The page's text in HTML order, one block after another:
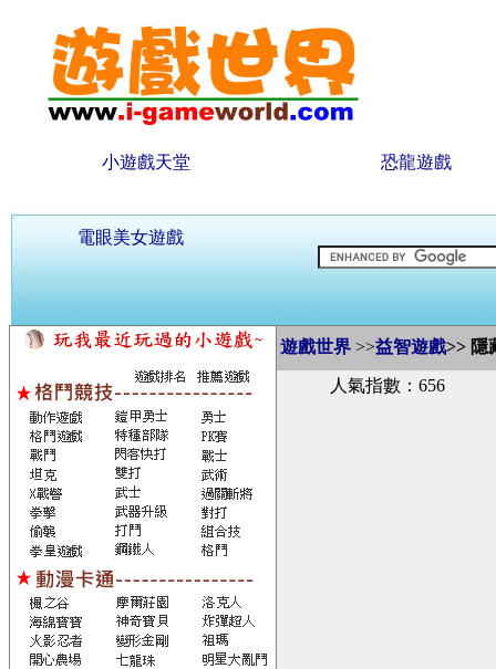
小遊戲天堂 恐龍遊戲
電眼美女遊戲
遊戲世界 >>益智遊戲>> 隱
人氣指數：656